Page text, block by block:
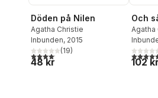
Döden på Nilen
Agatha Christie
Inbunden, 2015
4,1utav 5 stjärnor. Totalt antal röster:
(19)
48 kr
Och
Agatha
4,8
102